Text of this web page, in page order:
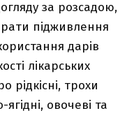
за розсадою,
підживлення
дарів
лікарських
рідкісні, трохи
овочеві та